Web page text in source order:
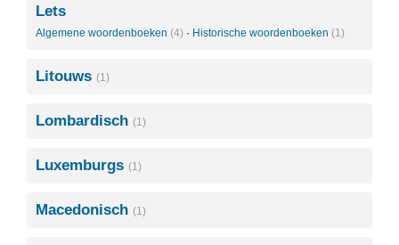
Lets
Algemene woordenboeken (4) · Historische woordenboeken (1)
Litouws (1)
Lombardisch (1)
Luxemburgs (1)
Macedonisch (1)